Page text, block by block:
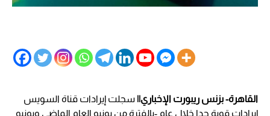
القاهرة- بزنس ريبورت الإخباري|| سجلت إيرادات قناة السويس
إيرادات قوية جدا خلال عام -بالفترة من يونيو العام الماضي ويونيو